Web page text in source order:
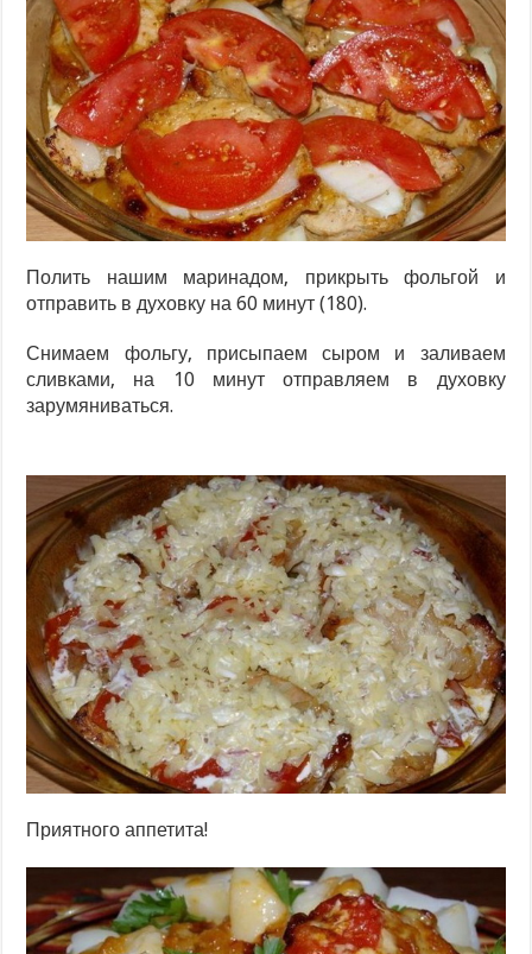
Полить нашим маринадом, прикрыть фольгой и
отправить в духовку на 60 минут (180).
Снимаем фольгу, присыпаем сыром и заливаем
сливками, на 10 минут отправляем в духовку
зарумяниваться.
Приятного аппетита!